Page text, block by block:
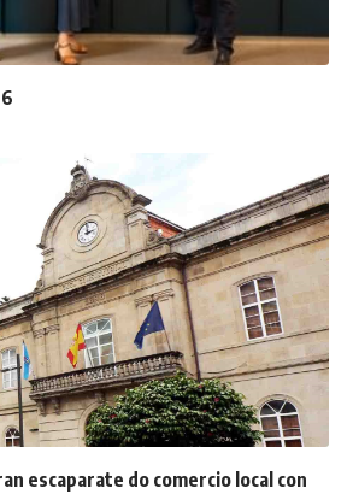
escaparate do comercio local con